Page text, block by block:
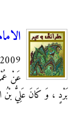
22:24
عَنْ
بَرْدٍ ، وَ كَانَ عَلِيُّ بْنُ